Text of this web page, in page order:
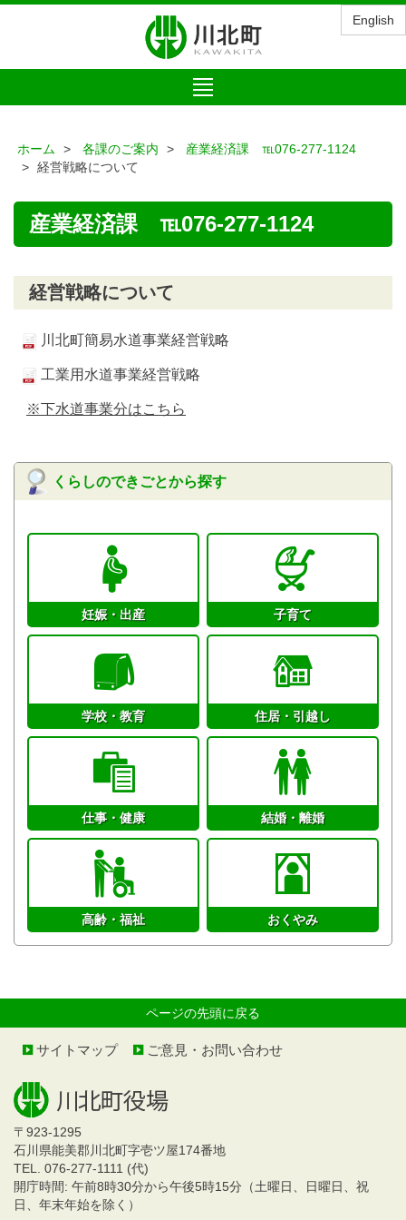
English
Toggle
navigation
ホーム 各課のご案内
産業経済課 ℡076-277-1124
経営戦略について
産業経済課 ℡076-277-1124
経営戦略について
川北町簡易水道事業経営戦略
工業用水道事業経営戦略
※下水道事業分はこちら
くらしのできごとから探す
妊娠・出産 子育て
学校・教育 住居・引越し
仕事・健康 結婚・離婚
高齢・福祉 おくやみ
ページの先頭に戻る
サイトマップ ご意見・お問い合わせ
〒923-1295
石川県能美郡川北町字壱ツ屋174番地
TEL. 076-277-1111 (代)
開庁時間: 午前8時30分から午後5時15分（土曜日、日曜日、祝
日、年末年始を除く）